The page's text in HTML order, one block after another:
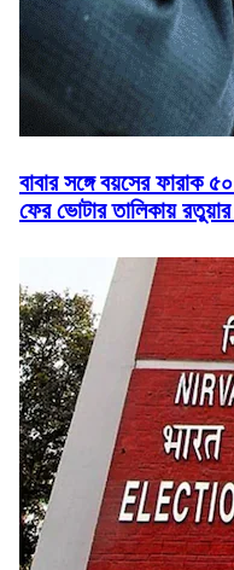
বাবার সঙ্গে বয়সের ফারাক
ফের ভোটার তালিকায় রতুয়ার